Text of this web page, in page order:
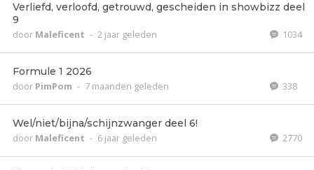
Verliefd, verloofd, getrouwd, gescheiden in showbizz deel
9
door Maleficent - 2 jaar geleden 1034
Formule 1 2026
door PimPom - 7 maanden geleden 338
Wel/niet/bijna/schijnzwanger deel 6!
door Maleficent - 6 jaar geleden 2770